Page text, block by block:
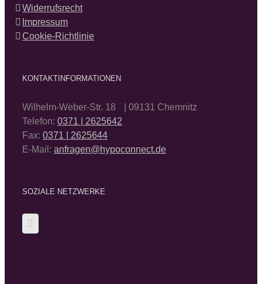
Widerrufsrecht
Impressum
Cookie-Richtlinie
KONTAKTINFORMATIONEN
Wilhelm-Weber-Str. 18 | 09131 Chemnitz
Telefon: 0371 | 2625642
Fax: 0371 | 2625644
E-Mail: anfragen@hypoconnect.de
SOZIALE NETZWERKE